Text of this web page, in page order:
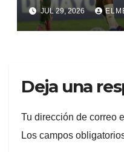
JUL 29, 2026
Deja una
Tu dirección de correo
Los campos